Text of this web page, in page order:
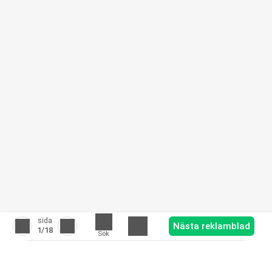
sida
1/18 Sök
Nästa reklamblad